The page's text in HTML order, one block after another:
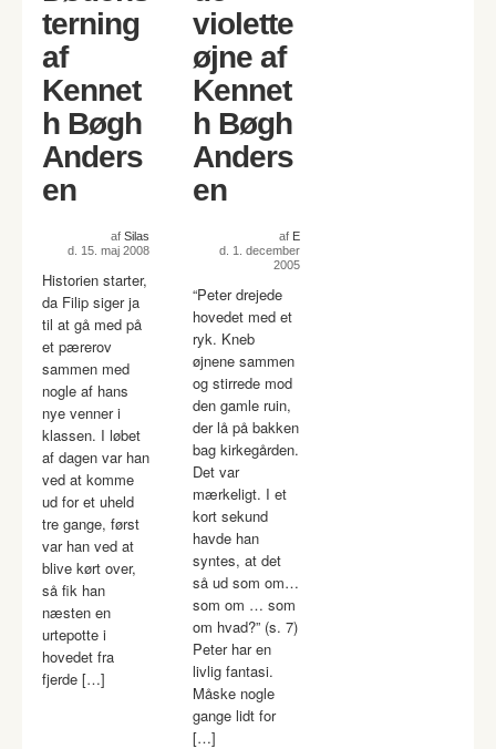
terning
af
Kennet
h Bøgh
Anders
en
af Silas
d. 15. maj 2008
Historien starter,
da Filip siger ja
til at gå med på
et pærerov
sammen med
nogle af hans
nye venner i
klassen. I løbet
af dagen var han
ved at komme
ud for et uheld
tre gange, først
var han ved at
blive kørt over,
så fik han
næsten en
urtepotte i
hovedet fra
fjerde […]
violette
øjne af
Kennet
h Bøgh
Anders
en
af E
d. 1. december
2005
“Peter drejede
hovedet med et
ryk. Kneb
øjnene sammen
og stirrede mod
den gamle ruin,
der lå på bakken
bag kirkegården.
Det var
mærkeligt. I et
kort sekund
havde han
syntes, at det
så ud som om…
som om … som
om hvad?” (s. 7)
Peter har en
livlig fantasi.
Måske nogle
gange lidt for
[…]